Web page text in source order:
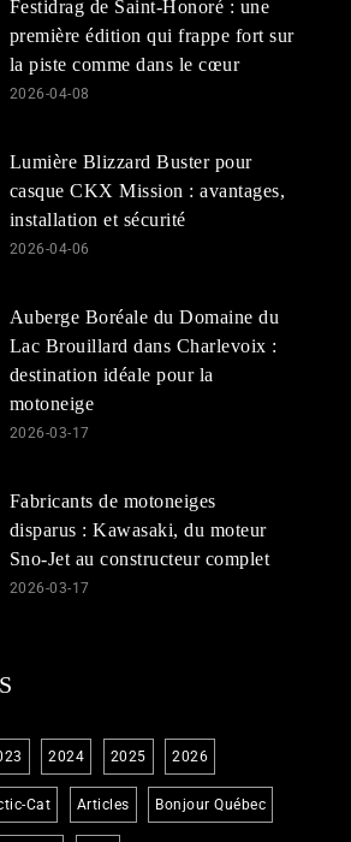
Festidrag de Saint-Honoré : une
première édition qui frappe fort sur
la piste comme dans le cœur
2026-04-08
Lumière Blizzard Buster pour
casque CKX Mission : avantages,
installation et sécurité
2026-04-06
Auberge Boréale du Domaine du
Lac Brouillard dans Charlevoix :
destination idéale pour la
motoneige
2026-03-17
Fabricants de motoneiges
disparus : Kawasaki, du moteur
Sno-Jet au constructeur complet
2026-03-17
2024 2025 2026
Cat Articles Bonjour Québec